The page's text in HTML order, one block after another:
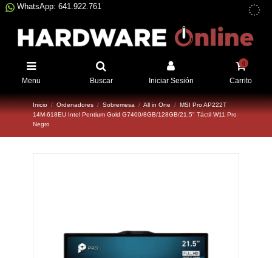
WhatsApp: 641.922.761
Menu Buscar Iniciar Sesión
0
Carrito
Inicio Ordenadores Sobremesa All in One
MSI Pro AP222T
14M-618EU Intel Pentium Gold G7400/8GB/128GB/21.5" Táctil W11 Pro
Negro